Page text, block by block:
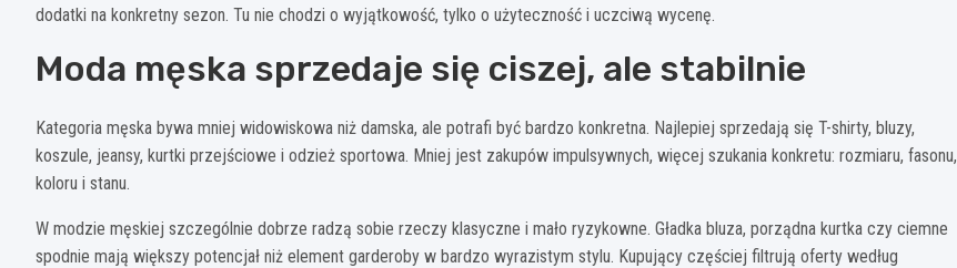
dodatki na konkretny sezon. Tu nie chodzi o wyjątkowość, tylko o użyteczność i uczciwą wycenę.
Moda męska sprzedaje się ciszej, ale stabilnie
Kategoria męska bywa mniej widowiskowa niż damska, ale potrafi być bardzo konkretna. Najlepiej sprzedają się T-shirty, bluzy,
koszule, jeansy, kurtki przejściowe i odzież sportowa. Mniej jest zakupów impulsywnych, więcej szukania konkretu: rozmiaru, fasonu,
koloru i stanu.
W modzie męskiej szczególnie dobrze radzą sobie rzeczy klasyczne i mało ryzykowne. Gładka bluza, porządna kurtka czy ciemne
spodnie mają większy potencjał niż element garderoby w bardzo wyrazistym stylu. Kupujący częściej filtrują oferty według